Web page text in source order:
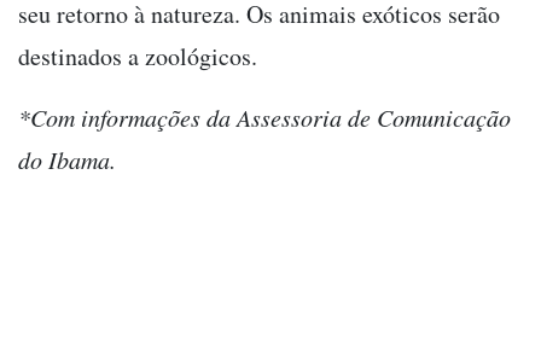
seu retorno à natureza. Os animais exóticos serão
destinados a zoológicos.
*Com informações da Assessoria de Comunicação
do Ibama.